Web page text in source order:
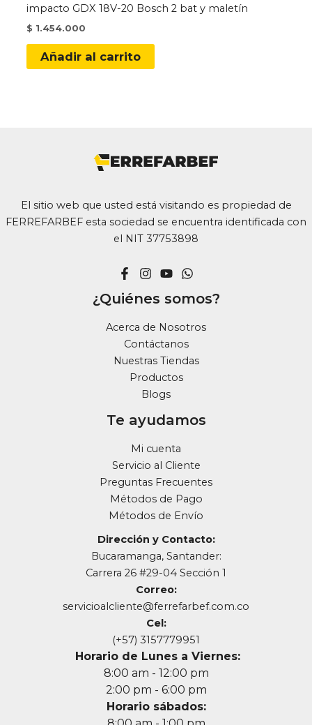
impacto GDX 18V-20 Bosch 2 bat y maletín
$ 1.454.000
Añadir al carrito
El sitio web que usted está visitando es propiedad de
FERREFARBEF esta sociedad se encuentra identificada con
el NIT 37753898
¿Quiénes somos?
Acerca de Nosotros
Contáctanos
Nuestras Tiendas
Productos
Blogs
Te ayudamos
Mi cuenta
Servicio al Cliente
Preguntas Frecuentes
Métodos de Pago
Métodos de Envío
Dirección y Contacto:
Bucaramanga, Santander:
Carrera 26 #29-04 Sección 1
Correo:
servicioalcliente@ferrefarbef.com.co
Cel:
(+57) 3157779951
Horario de Lunes a Viernes:
8:00 am - 12:00 pm
2:00 pm - 6:00 pm
Horario sábados: